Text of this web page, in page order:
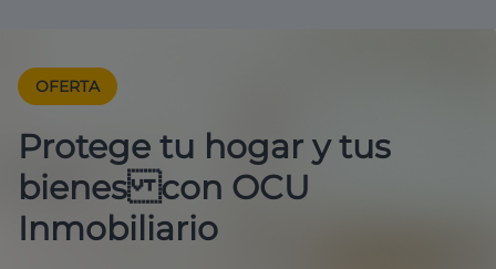
OFERTA
Protege tu hogar y tus
bienes con OCU
Inmobiliario